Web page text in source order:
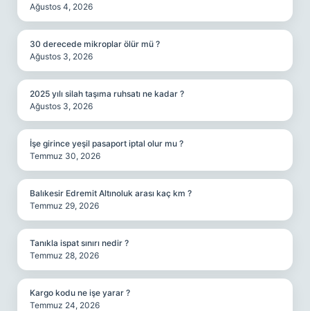
Ağustos 4, 2026
30 derecede mikroplar ölür mü ?
Ağustos 3, 2026
2025 yılı silah taşıma ruhsatı ne kadar ?
Ağustos 3, 2026
İşe girince yeşil pasaport iptal olur mu ?
Temmuz 30, 2026
Balıkesir Edremit Altınoluk arası kaç km ?
Temmuz 29, 2026
Tanıkla ispat sınırı nedir ?
Temmuz 28, 2026
Kargo kodu ne işe yarar ?
Temmuz 24, 2026